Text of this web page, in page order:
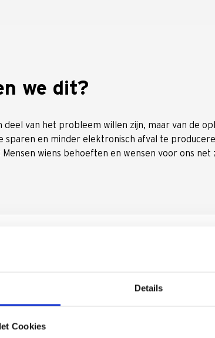
Details
Cookies
we dit?
deel van het probleem willen zijn, maar van de
sparen en minder elektronisch afval te
wiens behoeften en wensen voor ons
onze
en ontlast steden van autoverkeer -